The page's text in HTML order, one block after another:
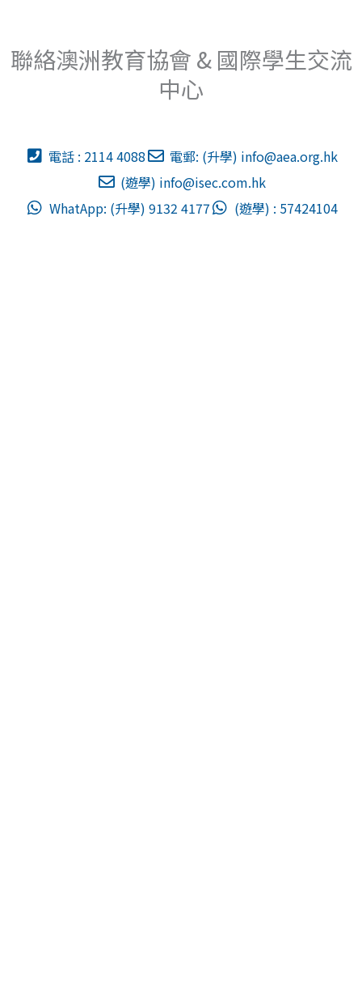
聯絡澳洲教育協會 & 國際學生交流
中心
電話 : 2114 4088 電郵: (升學) info@aea.org.hk
(遊學) info@isec.com.hk
WhatApp: (升學) 9132 4177
(遊學) : 57424104